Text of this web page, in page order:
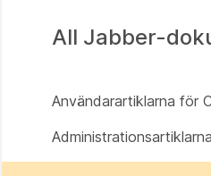
All Jabber-
Användarartiklarna för